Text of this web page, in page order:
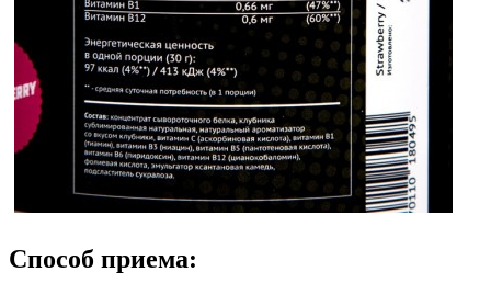
Способ приема: